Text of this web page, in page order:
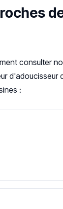
consulter
d'adoucisseur
: